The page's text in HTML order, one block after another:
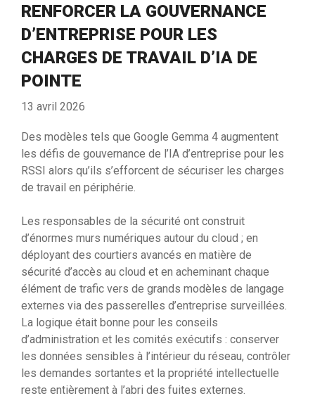
RENFORCER LA GOUVERNANCE
D’ENTREPRISE POUR LES
CHARGES DE TRAVAIL D’IA DE
POINTE
13 avril 2026
Des modèles tels que Google Gemma 4 augmentent
les défis de gouvernance de l’IA d’entreprise pour les
RSSI alors qu’ils s’efforcent de sécuriser les charges
de travail en périphérie.
Les responsables de la sécurité ont construit
d’énormes murs numériques autour du cloud ; en
déployant des courtiers avancés en matière de
sécurité d’accès au cloud et en acheminant chaque
élément de trafic vers de grands modèles de langage
externes via des passerelles d’entreprise surveillées.
La logique était bonne pour les conseils
d’administration et les comités exécutifs : conserver
les données sensibles à l’intérieur du réseau, contrôler
les demandes sortantes et la propriété intellectuelle
reste entièrement à l’abri des fuites externes.